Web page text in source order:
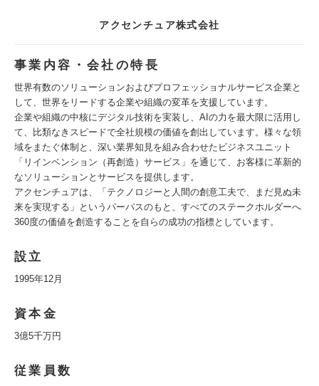
アクセンチュア株式会社
事業内容・会社の特長
世界有数のソリューションおよびプロフェッショナルサービス企業と
して、世界をリードする企業や組織の変革を支援しています。
企業や組織の中核にデジタル技術を実装し、AIの力を最大限に活用し
て、比類なきスピードで全社規模の価値を創出しています。様々な領
域をまたぐ体制と、深い業界知見を組み合わせたビジネスユニット
「リインベンション（再創造）サービス」を通じて、お客様に革新的
なソリューションとサービスを提供します。
アクセンチュアは、「テクノロジーと人間の創意工夫で、まだ見ぬ未
来を実現する」というパーパスのもと、すべてのステークホルダーへ
360度の価値を創造することを自らの成功の指標としています。
設立
1995年12月
資本金
3億5千万円
従業員数